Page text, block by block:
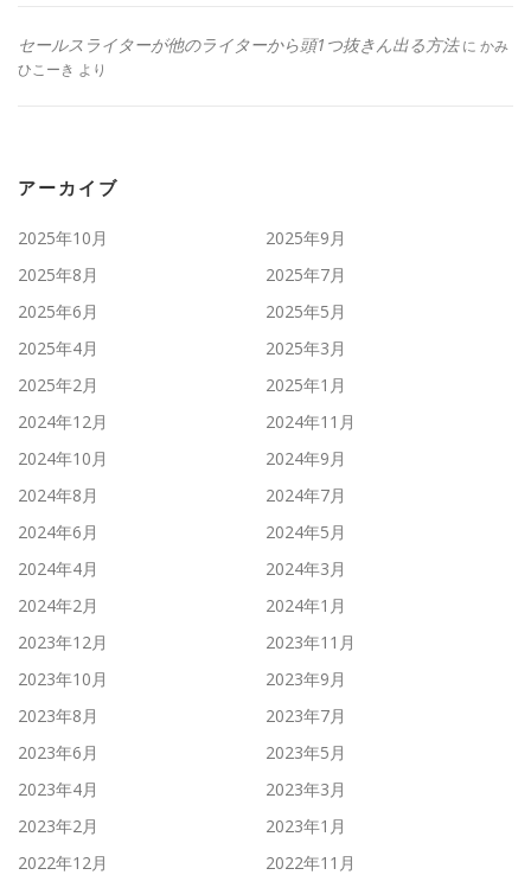
セールスライターが他のライターから頭1つ抜きん出る方法に かみ
ひこーき より
アーカイブ
2025年10月
2025年9月
2025年8月
2025年7月
2025年6月
2025年5月
2025年4月
2025年3月
2025年2月
2025年1月
2024年12月
2024年11月
2024年10月
2024年9月
2024年8月
2024年7月
2024年6月
2024年5月
2024年4月
2024年3月
2024年2月
2024年1月
2023年12月
2023年11月
2023年10月
2023年9月
2023年8月
2023年7月
2023年6月
2023年5月
2023年4月
2023年3月
2023年2月
2023年1月
2022年12月
2022年11月